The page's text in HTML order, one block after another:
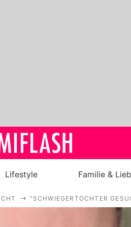
Royals
Lifestyle Familie &
"SCHWIEGERTOCHTER